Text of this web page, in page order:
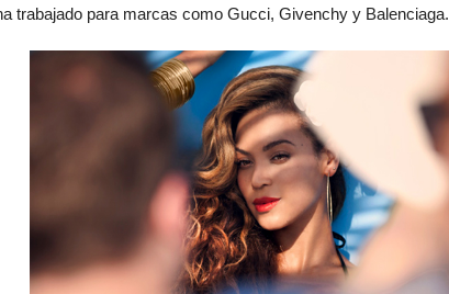
trabajado para marcas como Gucci, Givenchy y Balenciaga.